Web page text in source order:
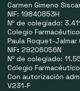
Carmen Gimeno
NIF: 19840853H
Nº de colegiado:
Colegio
Paula Roquet-Jalmar
NIF: 29206056N
Nº de colegiado:
Colegio
Con autorización
V231-F